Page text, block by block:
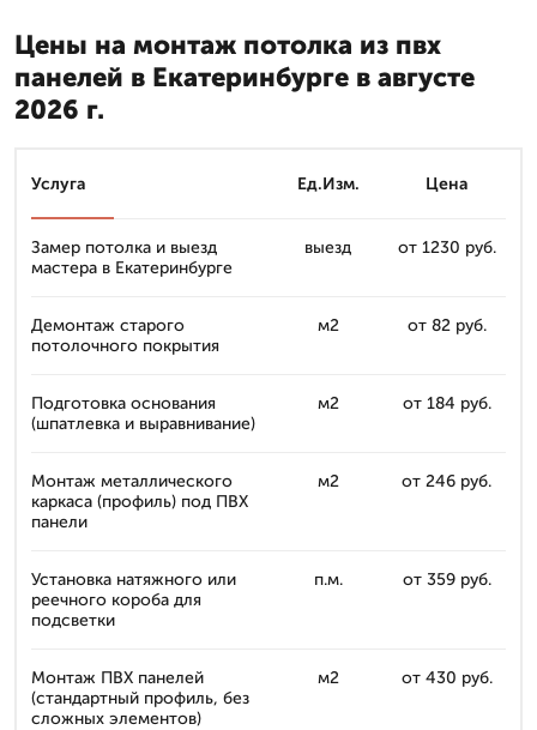
Цены на монтаж потолка из пвх
панелей в Екатеринбурге в августе
2026 г.
Услуга Ед.Изм. Цена
Замер потолка и выезд
мастера в Екатеринбурге
выезд от 1230 руб.
Демонтаж старого
потолочного покрытия
м2 от 82 руб.
Подготовка основания
(шпатлевка и выравнивание)
м2 от 184 руб.
Монтаж металлического
каркаса (профиль) под ПВХ
панели
м2 от 246 руб.
Установка натяжного или
реечного короба для
подсветки
п.м. от 359 руб.
Монтаж ПВХ панелей
(стандартный профиль, без
сложных элементов)
м2 от 430 руб.